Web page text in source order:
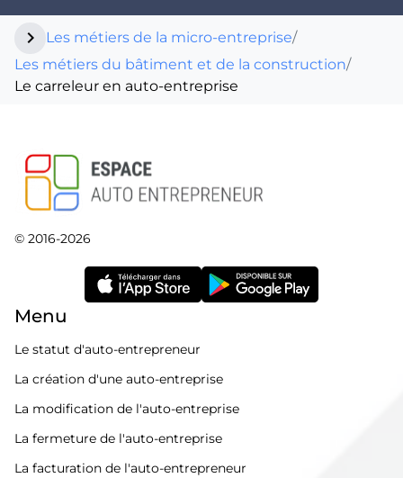
chevron_right Les métiers de la micro-entreprise/
Les métiers du bâtiment et de la construction/
Le carreleur en auto-entreprise
© 2016-2026
Menu
Le statut d'auto-entrepreneur
La création d'une auto-entreprise
La modification de l'auto-entreprise
La fermeture de l'auto-entreprise
La facturation de l'auto-entrepreneur